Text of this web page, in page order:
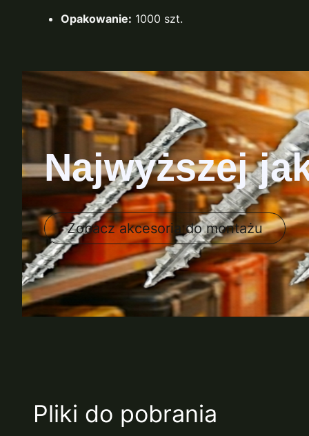
Opakowanie: 1000 szt.
Najwyższej
Zobacz akcesoria do montażu
Pliki do pobrania